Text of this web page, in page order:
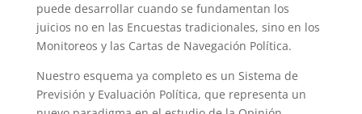
puede desarrollar cuando se fundamentan los
juicios no en las Encuestas tradicionales, sino en los
Monitoreos y las Cartas de Navegación Política.
Nuestro esquema ya completo es un Sistema de
Previsión y Evaluación Política, que representa un